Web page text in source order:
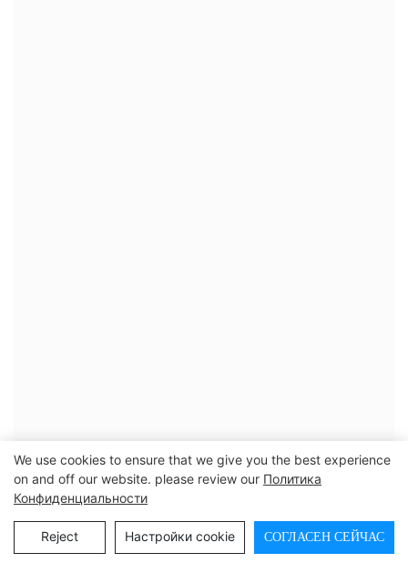
We use cookies to ensure that we give you the best experience
on and off our website. please review our Политика
Конфиденциальности
Reject Настройки cookie СОГЛАСЕН СЕЙЧАС